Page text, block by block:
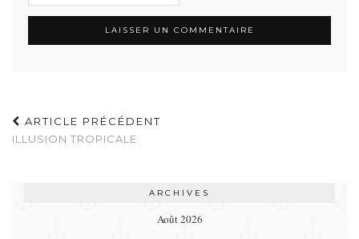
ARTICLE PRÉCÉDENT
ILLUSION TROPICALE
ARCHIVES
Août 2026